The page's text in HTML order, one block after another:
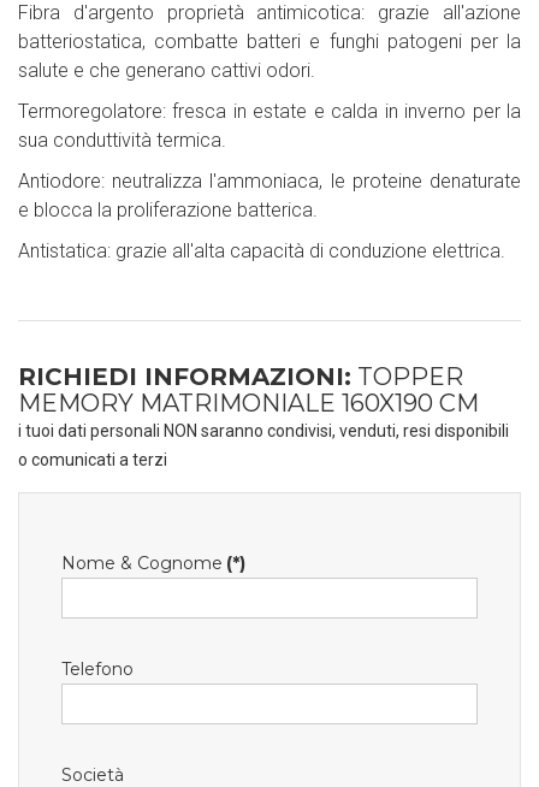
Fibra d'argento proprietà antimicotica: grazie all'azione
batteriostatica, combatte batteri e funghi patogeni per la
salute e che generano cattivi odori.
Termoregolatore: fresca in estate e calda in inverno per la
sua conduttività termica.
Antiodore: neutralizza l'ammoniaca, le proteine denaturate
e blocca la proliferazione batterica.
Antistatica: grazie all'alta capacità di conduzione elettrica.
RICHIEDI INFORMAZIONI: TOPPER
MEMORY MATRIMONIALE 160X190 CM
i tuoi dati personali NON saranno condivisi, venduti, resi disponibili
o comunicati a terzi
Nome & Cognome (*)
Telefono
Società